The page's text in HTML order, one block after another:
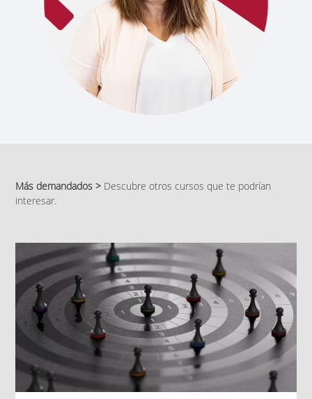
Más demandados > Descubre otros cursos que te podrían
interesar.